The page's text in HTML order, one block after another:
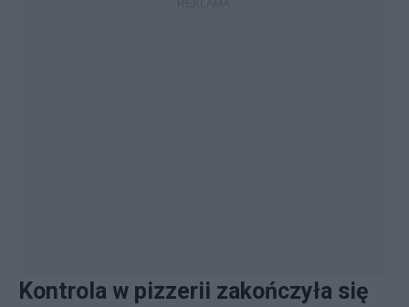
Kontrola w pizzerii zakończyła się